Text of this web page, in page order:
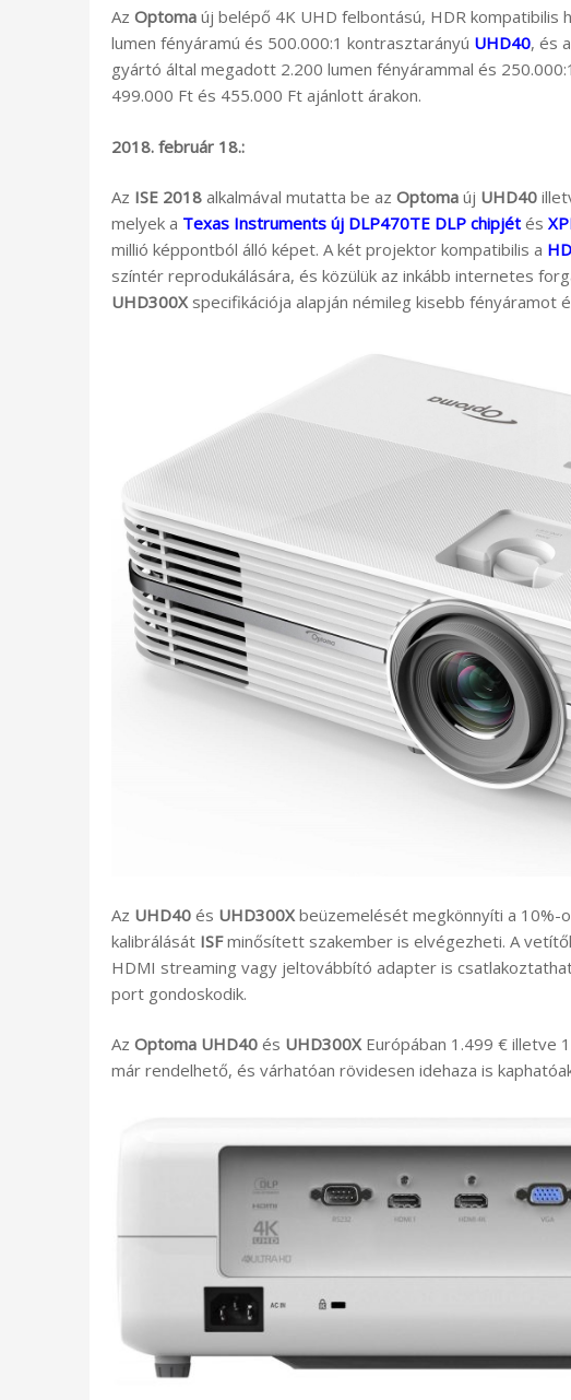
Az Optoma új belépő 4K UHD felbontású, HDR
lumen fényáramú és 500.000:1 kontrasztarányú UHD40, és
gyártó által megadott 2.200 lumen fényárammal és
499.000 Ft és 455.000 Ft ajánlott árakon.
2018. február 18.:
Az ISE 2018 alkalmával mutatta be az Optoma új UHD40
melyek a Texas Instruments új DLP470TE DLP chipjét és
millió képpontból álló képet. A két projektor kompatibilis a
színtér reprodukálására, és közülük az inkább internetes
UHD300Xspecifikációja alapján némileg kisebb fényáramot
Az UHD40 és UHD300X beüzemelését megkönnyíti a 10%-
kalibrálását ISFminősített szakember is elvégezheti. A
HDMI streaming vagy jeltovábbító adapter is
port gondoskodik.
Az Optoma UHD40 és UHD300XEurópában 1.499 € illetve
már rendelhető, és várhatóan rövidesen idehaza is